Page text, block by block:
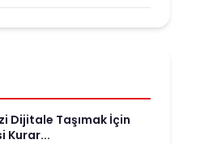
Dijitale Taşımak İçin
Kurar...